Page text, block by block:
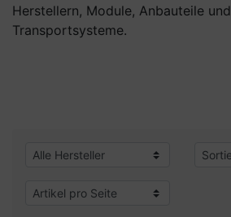
Herstellern, Module, Anbauteile und
Transportsysteme.